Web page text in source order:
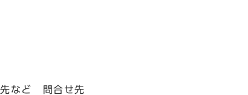
など 問合せ先